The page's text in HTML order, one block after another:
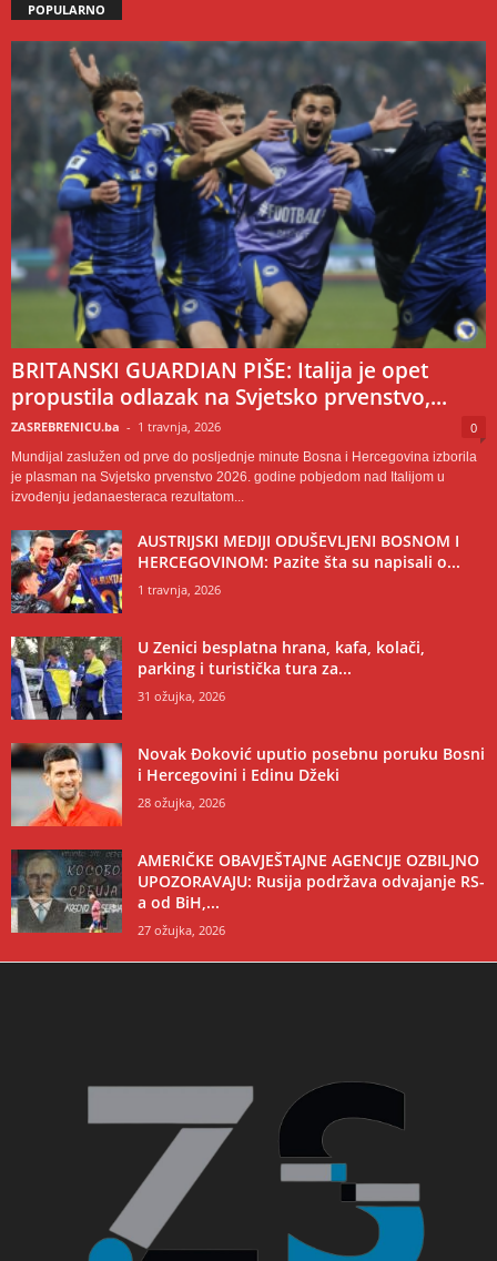
POPULARNO
BRITANSKI GUARDIAN PIŠE: Italija je opet
propustila odlazak na Svjetsko prvenstvo,...
ZASREBRENICU.ba - 1 travnja, 2026 0
Mundijal zaslužen od prve do posljednje minute Bosna i Hercegovina izborila
je plasman na Svjetsko prvenstvo 2026. godine pobjedom nad Italijom u
izvođenju jedanaesteraca rezultatom...
AUSTRIJSKI MEDIJI ODUŠEVLJENI BOSNOM I
HERCEGOVINOM: Pazite šta su napisali o...
1 travnja, 2026
U Zenici besplatna hrana, kafa, kolači,
parking i turistička tura za...
31 ožujka, 2026
Novak Đoković uputio posebnu poruku Bosni
i Hercegovini i Edinu Džeki
28 ožujka, 2026
AMERIČKE OBAVJEŠTAJNE AGENCIJE OZBILJNO
UPOZORAVAJU: Rusija podržava odvajanje RS-
a od BiH,...
27 ožujka, 2026